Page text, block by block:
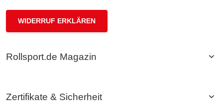
WIDERRUF ERKLÄREN
Rollsport.de Magazin
Zertifikate & Sicherheit